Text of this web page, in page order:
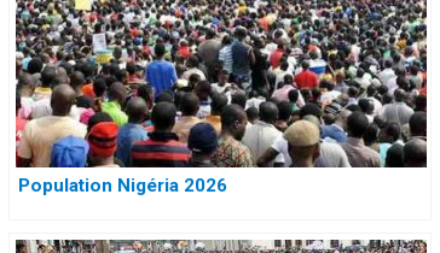
Population Nigéria 2026